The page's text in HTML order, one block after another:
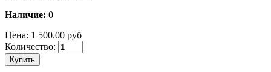
Наличие: 0
Цена: 1 500.00 руб
Количество:
Купить